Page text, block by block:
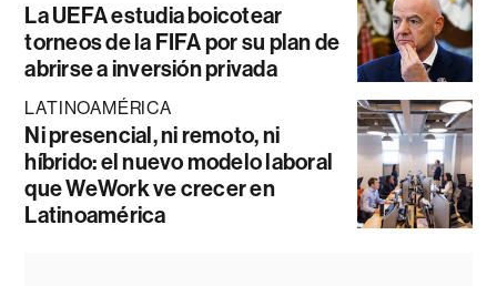
La UEFA estudia boicotear
torneos de la FIFA por su plan de
abrirse a inversión privada
LATINOAMÉRICA
Ni presencial, ni remoto, ni
híbrido: el nuevo modelo laboral
que WeWork ve crecer en
Latinoamérica